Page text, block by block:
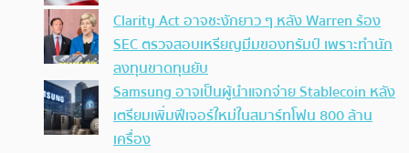
Clarity Act อาจชะงักยาว ๆ หลัง Warren ร้อง
SEC ตรวจสอบเหรียญมีมของทรัมป์ เพราะทำนัก
ลงทุนขาดทุนยับ
Samsung อาจเป็นผู้นำแจกจ่าย Stablecoin หลัง
เตรียมเพิ่มฟีเจอร์ใหม่ในสมาร์ทโฟน 800 ล้าน
เครื่อง